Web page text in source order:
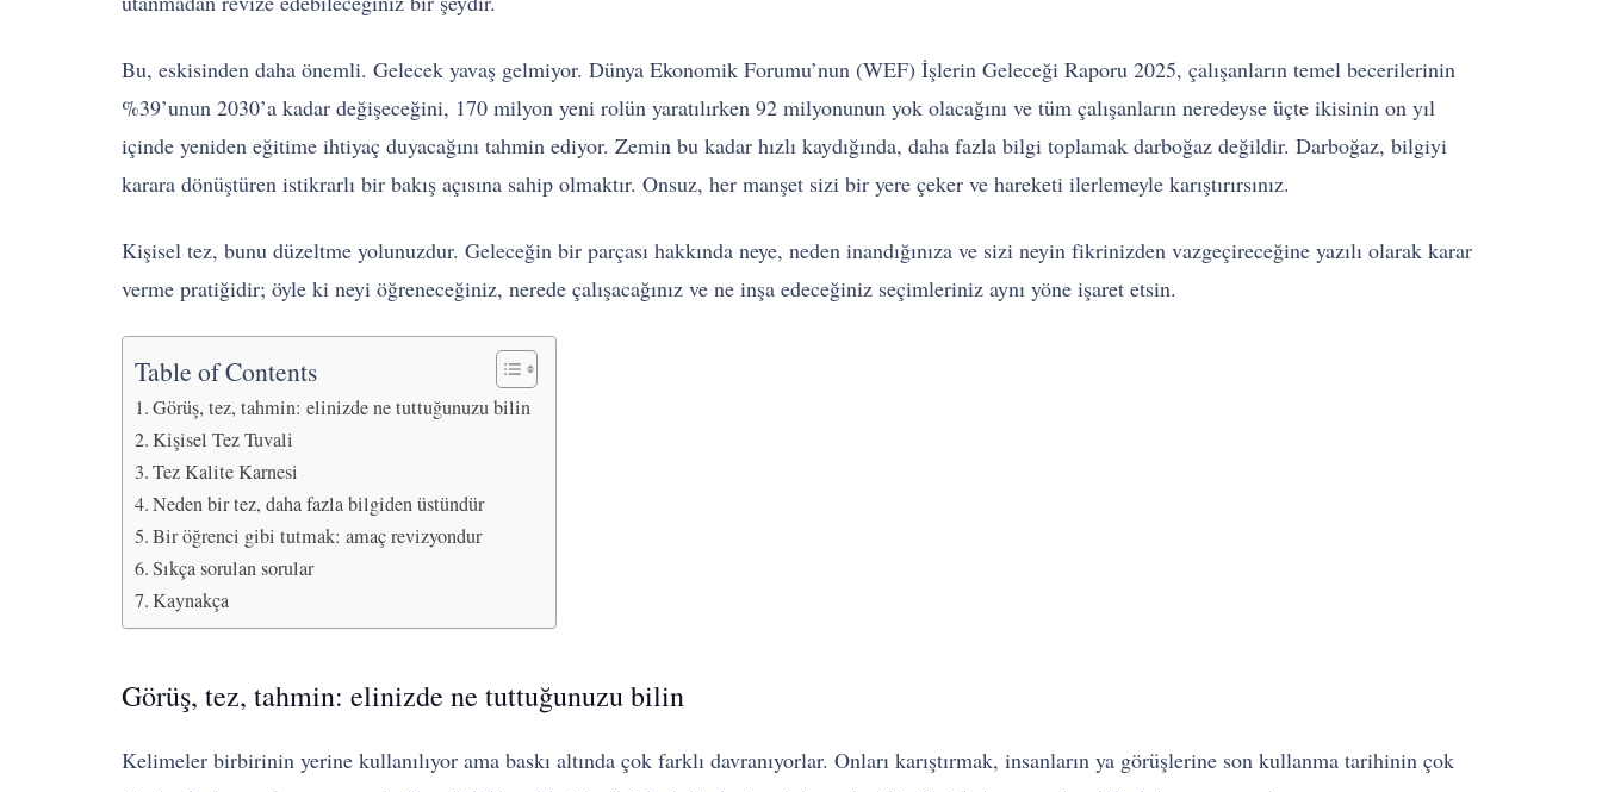
Bu, eskisinden daha önemli. Gelecek yavaş gelmiyor. Dünya Ekonomik Forumu’nun (WEF) İşlerin Geleceği Raporu 2025, çalışanların temel becerilerinin
%39’unun 2030’a kadar değişeceğini, 170 milyon yeni rolün yaratılırken 92 milyonunun yok olacağını ve tüm çalışanların neredeyse üçte ikisinin on yıl
içinde yeniden eğitime ihtiyaç duyacağını tahmin ediyor. Zemin bu kadar hızlı kaydığında, daha fazla bilgi toplamak darboğaz değildir. Darboğaz, bilgiyi
karara dönüştüren istikrarlı bir bakış açısına sahip olmaktır. Onsuz, her manşet sizi bir yere çeker ve hareketi ilerlemeyle karıştırırsınız.
Kişisel tez, bunu düzeltme yolunuzdur. Geleceğin bir parçası hakkında neye, neden inandığınıza ve sizi neyin fikrinizden vazgeçireceğine yazılı olarak karar
verme pratiğidir; öyle ki neyi öğreneceğiniz, nerede çalışacağınız ve ne inşa edeceğiniz seçimleriniz aynı yöne işaret etsin.
Table of Contents
Görüş, tez, tahmin: elinizde ne tuttuğunuzu bilin
Kişisel Tez Tuvali
Tez Kalite Karnesi
Neden bir tez, daha fazla bilgiden üstündür
Bir öğrenci gibi tutmak: amaç revizyondur
Sıkça sorulan sorular
Kaynakça
Görüş, tez, tahmin: elinizde ne tuttuğunuzu bilin
Kelimeler birbirinin yerine kullanılıyor ama baskı altında çok farklı davranıyorlar. Onları karıştırmak, insanların ya görüşlerine son kullanma tarihinin çok